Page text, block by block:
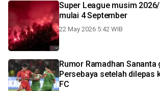
Super League musim
mulai 4 September
22 May 2026 5:42 WIB
Rumor Ramadhan Sananta gabung
Persebaya setelah dilepas
FC